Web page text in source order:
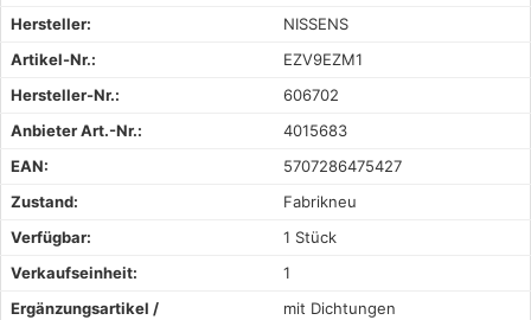
Hersteller:
NISSENS
Artikel-Nr.:
EZV9EZM1
Hersteller-Nr.:
606702
Anbieter Art.-Nr.:
4015683
EAN:
5707286475427
Zustand:
Fabrikneu
Verfügbar:
1 Stück
Verkaufseinheit:
1
Ergänzungsartikel /
mit Dichtungen